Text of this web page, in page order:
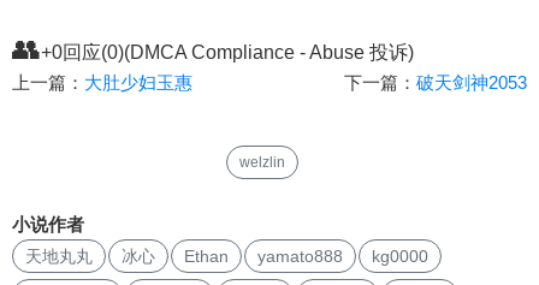
👥+0回应(0)(DMCA Compliance - Abuse 投诉)
上一篇： 大肚少妇玉惠 下一篇： 破天剑神2053
welzlin
小说作者
天地丸丸 冰心 Ethan yamato888 kg0000